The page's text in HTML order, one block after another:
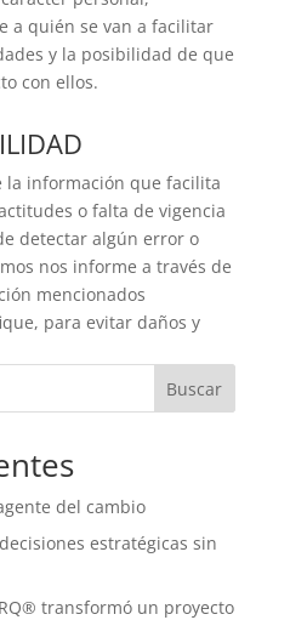
a quién se van a facilitar
y la posibilidad de que
con ellos.
la información que facilita
o falta de vigencia
detectar algún error o
nos informe a través de
mencionados
para evitar daños y
Buscar
del cambio
estratégicas sin
transformó un proyecto